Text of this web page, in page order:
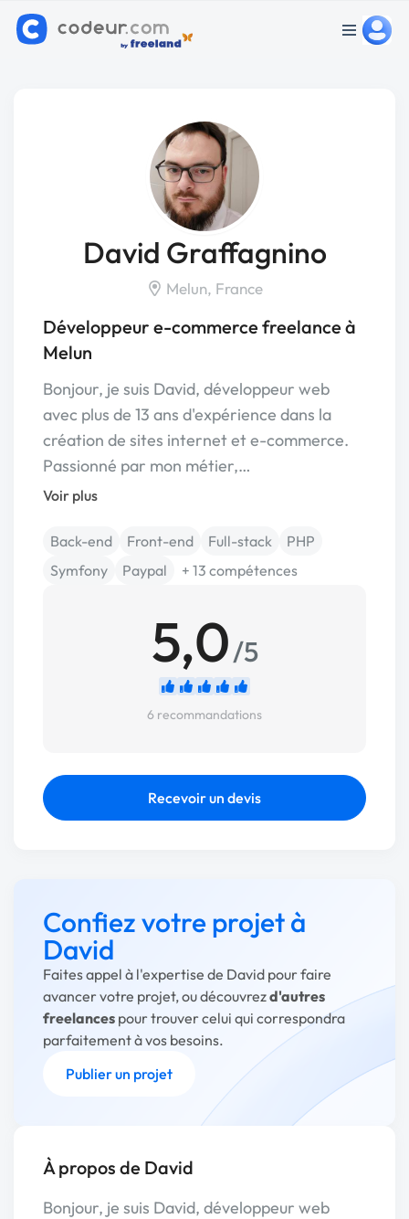
David Graffagnino
Melun, France
Développeur e-commerce freelance à
Melun
Bonjour, je suis David, développeur web
avec plus de 13 ans d'expérience dans la
création de sites internet et e-commerce.
Passionné par mon métier,…
Voir plus
Back-end Front-end Full-stack
PHP
Symfony
Paypal + 13 compétences
5,0/5
6 recommandations
Recevoir un devis
Confiez votre projet à
David
Faites appel à l'expertise de David pour faire
avancer votre projet, ou découvrezd'autres
freelances pour trouver celui qui correspondra
parfaitement à vos besoins.
Publier un projet
À propos de David
Bonjour, je suis David, développeur web